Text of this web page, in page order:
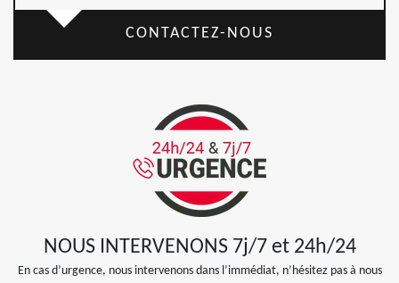
CONTACTEZ-NOUS
NOUS INTERVENONS 7j/7 et 24h/24
En cas d’urgence, nous intervenons dans l’immédiat, n’hésitez pas à nous